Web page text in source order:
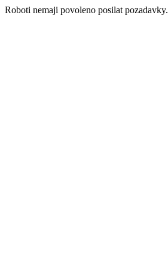
Roboti nemaji povoleno posilat pozadavky.